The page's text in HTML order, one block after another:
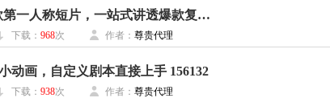
豆包+Gemini生成真人AI短剧-拆解复刻百万爆款第一人称短片，一站式讲透爆款复刻全流程 156592
下载： 968次 作者： 尊贵代理
动画，自定义剧本直接上手 156132
下载： 938次 作者： 尊贵代理